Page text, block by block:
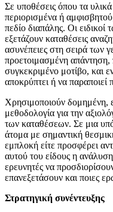
Σε υποθέσεις όπου τα υλικά
περιορισμένα ή
πεδίο διαπάλης. Οι ειδικοί
εξετάζουν καταθέσεις
ασυνέπειες στη σειρά των
προετοιμασμένη
συγκεκριμένο μοτίβο, και
αποκρύπτει ή να παραποιεί
Χρησιμοποιούν δομημένη,
μεθοδολογία για την
των καταθέσεων. Σε μια
άτομα με σημαντική
εμπλοκή είτε προσφέρει
αυτού του είδους η
ερευνητές να
επανεξετάσουν και ποιες
Στρατηγική συνέντευξης